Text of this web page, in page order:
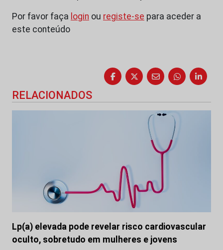
Por favor faça login ou registe-se para aceder a
este conteúdo
RELACIONADOS
Lp(a) elevada pode revelar risco cardiovascular
oculto, sobretudo em mulheres e jovens